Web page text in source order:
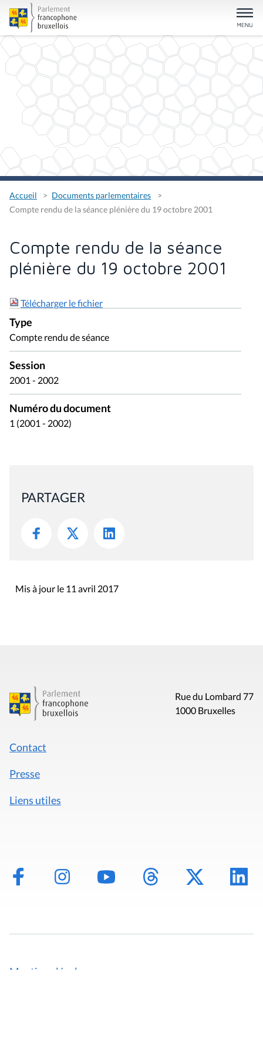
Accueil
Documents parlementaires
Compte rendu de la séance plénière du 19 octobre 2001
Compte rendu de la séance
plénière du 19 octobre 2001
Télécharger le fichier
Type
Compte rendu de séance
Session
2001 - 2002
Numéro du document
1 (2001 - 2002)
PARTAGER
Mis à jour le 11 avril 2017
Rue du Lombard 77
1000 Bruxelles
Contact
Presse
Liens utiles
Mentions légales